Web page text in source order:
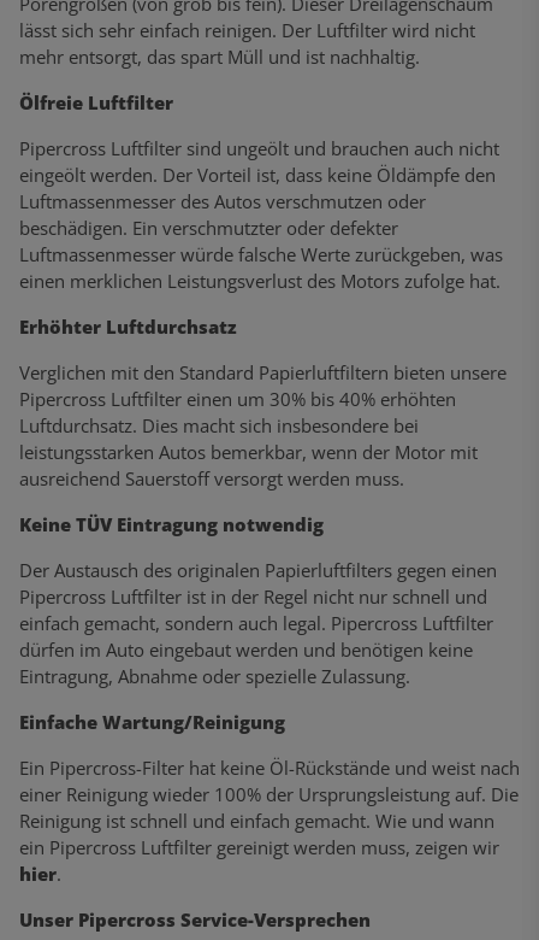
lässt sich sehr einfach reinigen. Der Luftfilter wird nicht
mehr entsorgt, das spart Müll und ist nachhaltig.
Ölfreie Luftfilter
Pipercross Luftfilter sind ungeölt und brauchen auch nicht
eingeölt werden. Der Vorteil ist, dass keine Öldämpfe den
Luftmassenmesser des Autos verschmutzen oder
beschädigen. Ein verschmutzter oder defekter
Luftmassenmesser würde falsche Werte zurückgeben, was
einen merklichen Leistungsverlust des Motors zufolge hat.
Erhöhter Luftdurchsatz
Verglichen mit den Standard Papierluftfiltern bieten unsere
Pipercross Luftfilter einen um 30% bis 40% erhöhten
Luftdurchsatz. Dies macht sich insbesondere bei
leistungsstarken Autos bemerkbar, wenn der Motor mit
ausreichend Sauerstoff versorgt werden muss.
Keine TÜV Eintragung notwendig
Der Austausch des originalen Papierluftfilters gegen einen
Pipercross Luftfilter ist in der Regel nicht nur schnell und
einfach gemacht, sondern auch legal. Pipercross Luftfilter
dürfen im Auto eingebaut werden und benötigen keine
Eintragung, Abnahme oder spezielle Zulassung.
Einfache Wartung/Reinigung
Ein Pipercross-Filter hat keine Öl-Rückstände und weist nach
einer Reinigung wieder 100% der Ursprungsleistung auf. Die
Reinigung ist schnell und einfach gemacht. Wie und wann
ein Pipercross Luftfilter gereinigt werden muss, zeigen wir
hier.
Unser Pipercross Service-Versprechen